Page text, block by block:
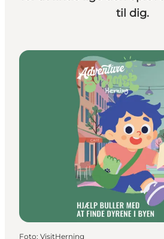
til dig.
Foto: VisitHerning